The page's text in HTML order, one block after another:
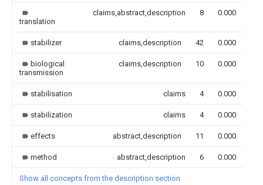
translation
claims,abstract,description 8 0.000
stabilizer claims,description 42 0.000
biological
transmission
claims,description 10 0.000
stabilisation claims 4 0.000
stabilization claims 4 0.000
effects abstract,description 11 0.000
method abstract,description 6 0.000
Show all concepts from the description section